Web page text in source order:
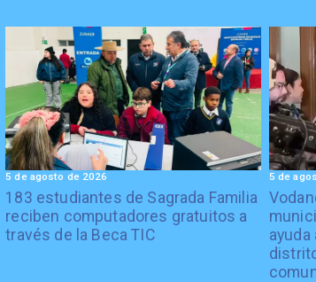
183 estudiantes de Sagrada Familia
reciben computadores gratuitos a
través de la Beca TIC
5 de agosto de 2026
ayuda
5 de